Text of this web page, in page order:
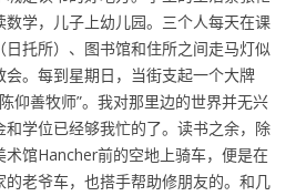
学，儿子上幼儿园。三个人每天在课
托所）、图书馆和住所之间走马灯似
。每到星期日，当街支起一个大牌
善牧师”。我对那里边的世界并无兴
学位已经够我忙的了。读书之余，除
术馆Hancher前的空地上骑车，便是在
老爷车，也搭手帮助修朋友的。和几